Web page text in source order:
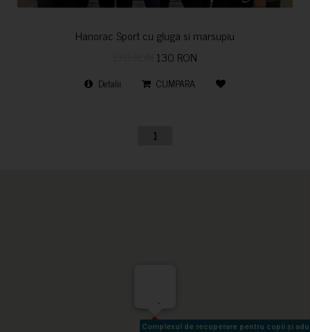
Hanorac Sport cu gluga si marsupiu
130 RON
Detalii CUMPARA
1
Complexul de recuperare pentru copii și
Complexul de recuperare pentru copii și
-